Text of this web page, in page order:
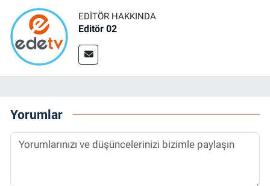
EDITÖR HAKKINDA
Editör 02
Yorumlar